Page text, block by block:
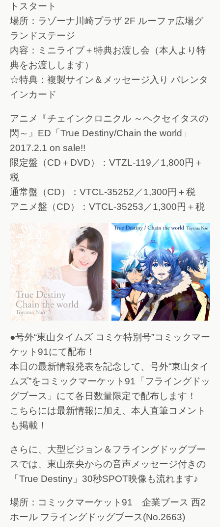
トスタート
場所：ラゾーナ川崎プラザ 2F ルーファ広場グ
ランドステージ
内容：ミニライブ＋特典お渡し会（本人より特
典をお渡しします）
☆特典：複製サイン＆メッセージ入り バレンタ
インカード
アニメ『チェインクロニクル ～ヘクセイタスの
閃～』ED「True Destiny/Chain the world」
2017.2.1 on sale!!
限定盤（CD＋DVD）：VTZL-119／1,800円＋
税
通常盤（CD）：VTCL-35252／1,300円＋税
アニメ盤（CD）：VTCL-35253／1,300円＋税
●号外“東山タイムズ コミケ特別号”コミックマー
ケット91にて配布！
本日の最新情報発表を記念して、号外“東山タイ
ムズ”をコミックマーケット91「フライングドッ
グブース」にて各日数量限定で配布します！
こちらには最新情報に加え、本人直筆コメント
も掲載！
さらに、大型ビジョン＆フライングドッグブー
スでは、東山奈央からの音声メッセージ付きの
「True Destiny」30秒SPOT映像も流れます♪
場所：コミックマーケット91 企業ブース 西2
ホール フライングドッグブース(No.2663)